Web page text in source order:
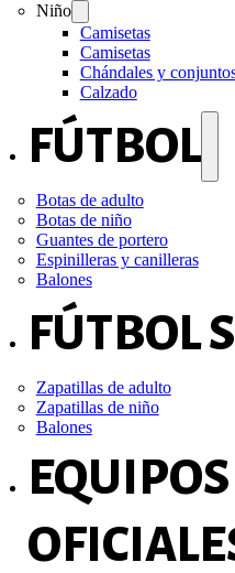
Niño
Camisetas
Camisetas
Chándales y
Calzado
FÚTBOL
Botas de adulto
Botas de niño
Guantes de portero
Espinilleras y canilleras
Balones
FÚTBOL
Zapatillas de adulto
Zapatillas de niño
Balones
EQUIPOS